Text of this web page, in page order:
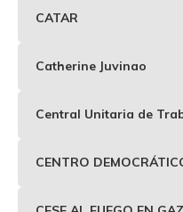
CATAR
Catherine Juvinao
Central Unitaria de
CENTRO